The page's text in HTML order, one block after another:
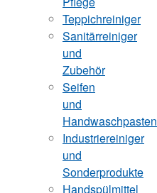
Teppichreiniger
Sanitärreiniger
und
Zubehör
Seifen
und
Handwaschpasten
Industriereiniger
und
Sonderprodukte
Handspülmittel